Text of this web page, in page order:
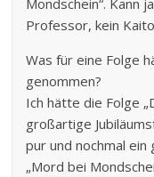
Mondschein“. Kann
Professor, kein
Was für eine Folge
genommen?
Ich hätte die Folge
großartige
pur und nochmal
„Mord bei